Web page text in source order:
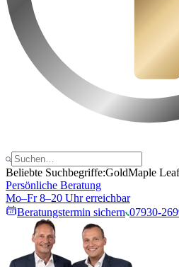
Beliebte Suchbegriffe:GoldMaple Leaf
Persönliche Beratung
Mo–Fr 8–20 Uhr erreichbar
Beratungstermin sichern 07930-